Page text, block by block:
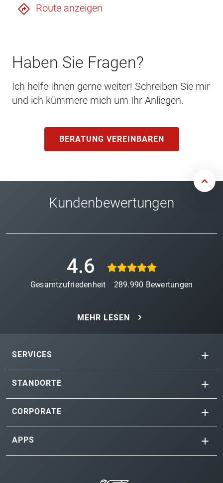
Route anzeigen
Haben Sie Fragen?
Ich helfe Ihnen gerne weiter! Schreiben Sie mir
und ich kümmere mich um Ihr Anliegen.
BERATUNG VEREINBAREN
Kundenbewertungen
4.6
Gesamtzufriedenheit 289.990 Bewertungen
MEHR LESEN
SERVICES
STANDORTE
CORPORATE
APPS